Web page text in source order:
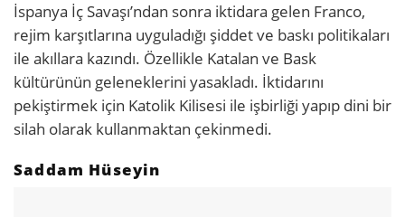
İspanya İç Savaşı’ndan sonra iktidara gelen Franco,
rejim karşıtlarına uyguladığı şiddet ve baskı politikaları
ile akıllara kazındı. Özellikle Katalan ve Bask
kültürünün geleneklerini yasakladı. İktidarını
pekiştirmek için Katolik Kilisesi ile işbirliği yapıp dini bir
silah olarak kullanmaktan çekinmedi.
Saddam Hüseyin